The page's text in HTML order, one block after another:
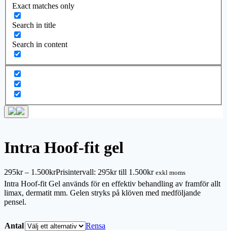
Exact matches only
Search in title
Search in content
Intra Hoof-fit gel
295kr – 1.500krPrisintervall: 295kr till 1.500kr exkl moms
Intra Hoof-fit Gel används för en effektiv behandling av framför allt
limax, dermatit mm. Gelen stryks på klöven med medföljande
pensel.
Antal
Rensa